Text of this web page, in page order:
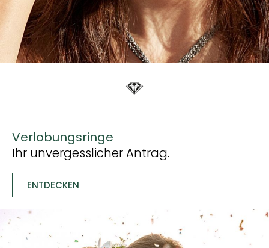
Verlobungsringe
Ihr unvergesslicher Antrag.
ENTDECKEN